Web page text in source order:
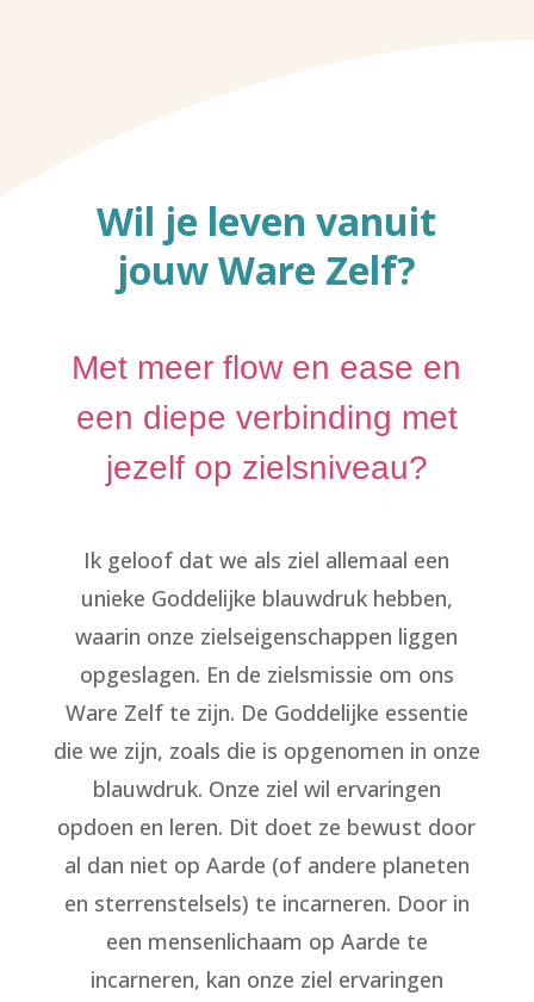
Wil je leven vanuit
jouw Ware Zelf?
Met meer flow en ease en
een diepe verbinding met
jezelf op zielsniveau?
Ik geloof dat we als ziel allemaal een
unieke Goddelijke blauwdruk hebben,
waarin onze zielseigenschappen liggen
opgeslagen. En de zielsmissie om ons
Ware Zelf te zijn. De Goddelijke essentie
die we zijn, zoals die is opgenomen in onze
blauwdruk. Onze ziel wil ervaringen
opdoen en leren. Dit doet ze bewust door
al dan niet op Aarde (of andere planeten
en sterrenstelsels) te incarneren. Door in
een mensenlichaam op Aarde te
incarneren, kan onze ziel ervaringen